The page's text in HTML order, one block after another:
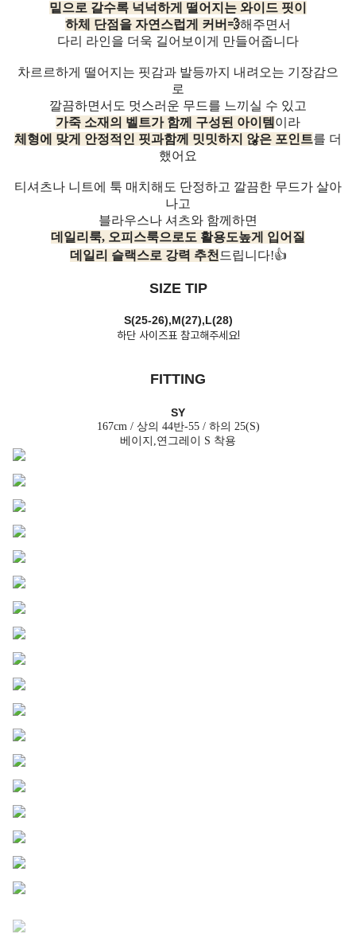
밑으로 갈수록 넉넉하게 떨어지는 와이드 핏이
하체 단점을 자연스럽게 커버💨해주면서
다리 라인을 더욱 길어보이게 만들어줍니다
차르르하게 떨어지는 핏감과 발등까지 내려오는 기장감으
로
깔끔하면서도 멋스러운 무드를 느끼실 수 있고
가죽 소재의 벨트가 함께 구성된 아이템 이라
체형에 맞게 안정적인 핏과함께 밋밋하지 않은 포인트를 더
했어요
티셔츠나 니트에 툭 매치해도 단정하고 깔끔한 무드가 살아
나고
블라우스나 셔츠와 함께하면
데일리룩, 오피스룩으로도 활용도높게 입어질
데일리 슬랙스로 강력 추천 드립니다!👍
SIZE TIP
S(25-26),M(27),L(28)
하단 사이즈표 참고해주세요!
FITTING
SY
167cm / 상의 44반-55 / 하의 25(S)
베이지,연그레이 S 착용